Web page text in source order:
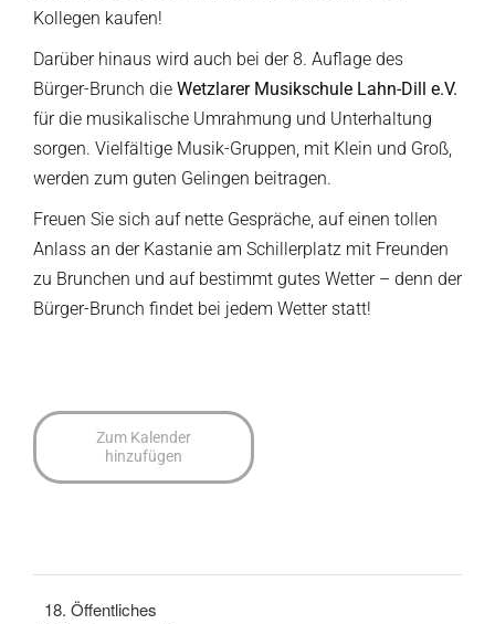
Kollegen kaufen!
Darüber hinaus wird auch bei der 8. Auflage des
Bürger-Brunch die Wetzlarer Musikschule Lahn-Dill e.V.
für die musikalische Umrahmung und Unterhaltung
sorgen. Vielfältige Musik-Gruppen, mit Klein und Groß,
werden zum guten Gelingen beitragen.
Freuen Sie sich auf nette Gespräche, auf einen tollen
Anlass an der Kastanie am Schillerplatz mit Freunden
zu Brunchen und auf bestimmt gutes Wetter – denn der
Bürger-Brunch findet bei jedem Wetter statt!
Zum Kalender
hinzufügen
18. Öffentliches